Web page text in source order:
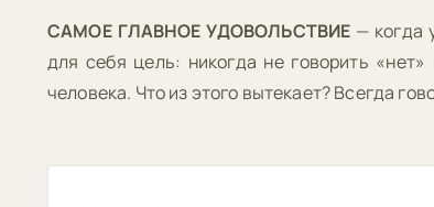
САМОЕ ГЛАВНОЕ УДОВОЛЬСТВИЕ — когда
для себя цель: никогда не говорить
человека. Что из этого вытекает? Всегда